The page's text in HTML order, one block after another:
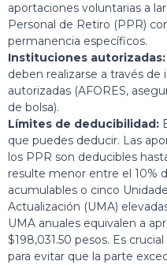
aportaciones voluntarias a
Personal de Retiro (PPR)
permanencia específicos.
Instituciones autorizadas:
deben realizarse a través
autorizadas (AFORES,
de bolsa).
Límites de deducibilidad:
que puedes deducir. Las
los PPR son deducibles
resulte menor entre el 10%
acumulables o cinco
Actualización (UMA)
UMA anuales equivalen a
$198,031.50 pesos. Es
para evitar que la parte